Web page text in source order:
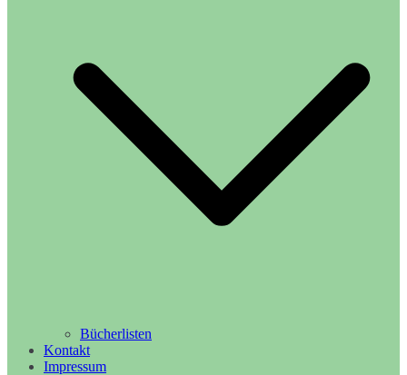
Bücherlisten
Kontakt
Impressum